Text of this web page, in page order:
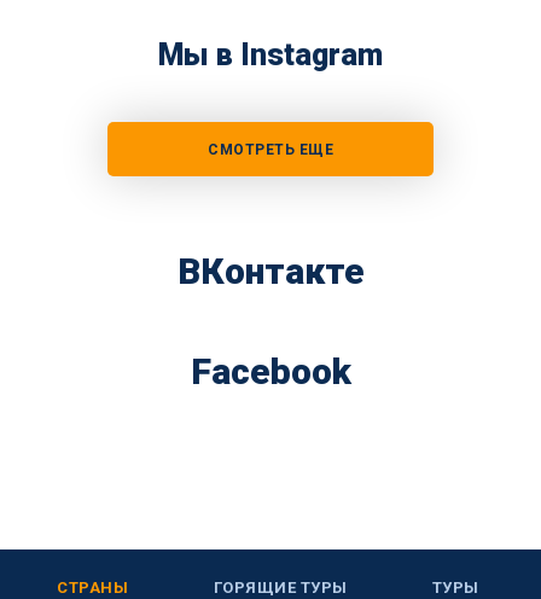
Мы в Instagram
СМОТРЕТЬ ЕЩЕ
ВКонтакте
Facebook
СТРАНЫ ГОРЯЩИЕ ТУРЫ
ТУРЫ